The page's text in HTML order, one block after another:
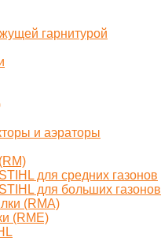
гарнитурой
и аэраторы
для средних газонов
для больших газонов
(RMA)
(RME)